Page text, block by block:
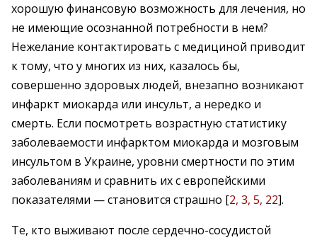
хорошую финансовую возможность для лечения, но
не имеющие осознанной потребности в нем?
Нежелание контактировать с медициной приводит
к тому, что у многих из них, казалось бы,
совершенно здоровых людей, внезапно возникают
инфаркт миокарда или инсульт, а нередко и
смерть. Если посмотреть возрастную статистику
заболеваемости инфарктом миокарда и мозговым
инсультом в Украине, уровни смертности по этим
заболеваниям и сравнить их с европейскими
показателями — становится страшно [2, 3, 5, 22].
Те, кто выживают после сердечно-сосудистой